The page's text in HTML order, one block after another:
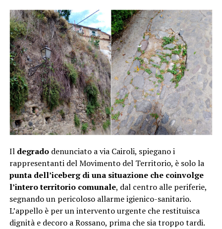
Il degradodenunciato a via Cairoli, spiegano i
rappresentanti del Movimento del Territorio, è solo la
punta dell’iceberg di una situazione che coinvolge
l’intero territorio comunale, dal centro alle periferie,
segnando un pericoloso allarme igienico-sanitario.
L’appello è per un intervento urgente che restituisca
dignità e decoro a Rossano, prima che sia troppo tardi.